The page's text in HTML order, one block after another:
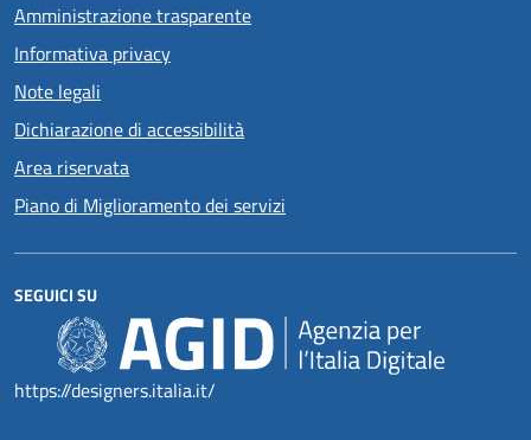
Amministrazione trasparente
Informativa privacy
Note legali
Dichiarazione di accessibilità
Area riservata
Piano di Miglioramento dei servizi
SEGUICI SU
https://designers.italia.it/